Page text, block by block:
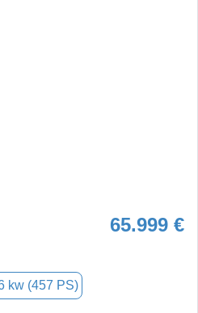
65.999 €
kw (457 PS)